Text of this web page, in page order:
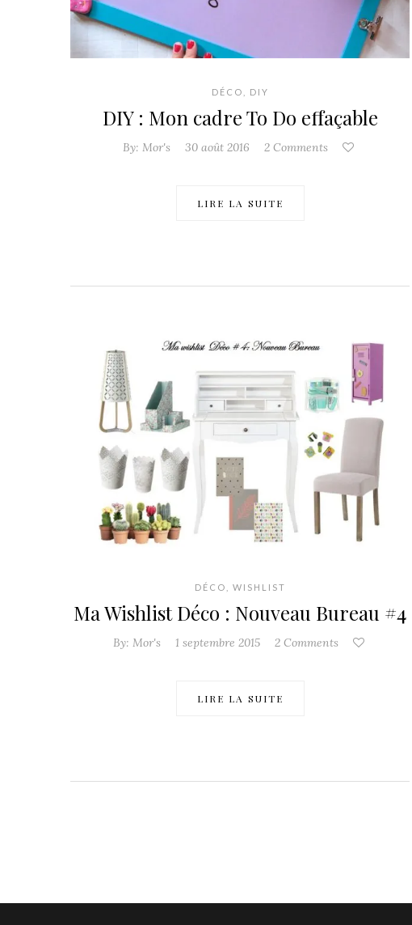
DÉCO DIY
DIY : Mon cadre To Do effaçable‎
By: Mor's 30 août 2016 2 Comments
LIRE LA SUITE
DÉCO WISHLIST
Ma Wishlist Déco : Nouveau Bureau #4
By: Mor's 1 septembre 2015 2 Comments
LIRE LA SUITE